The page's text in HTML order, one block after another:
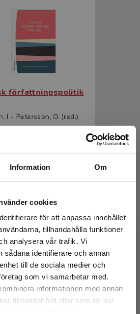
Information Om
cookies
för att anpassa innehållet
tillhandahålla funktioner
analysera vår trafik. Vi
sådana identifierare och annan
till de sociala medier och
som vi samarbetar med.
informationen med annan
tillhandahållit eller som de har
fraktregion
du besöker
författningspolitik
I - Petersson, O (red.)
författningspolitik
I - Petersson, O (red.)
inkl. moms
205 kr